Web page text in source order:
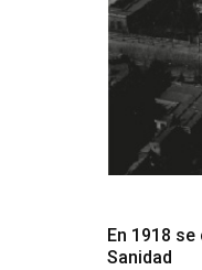
En 1918
Sanidad